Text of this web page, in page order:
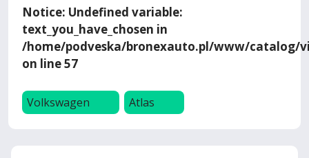
Notice: Undefined variable:
text_you_have_chosen in
/home/podveska/bronexauto.pl/www/catalog/
on line57
Volkswagen Atlas